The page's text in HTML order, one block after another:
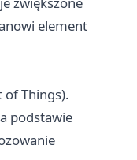
element
of Things).
podstawie